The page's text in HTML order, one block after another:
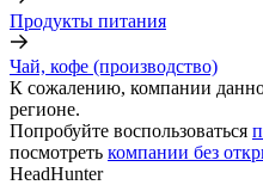
Продукты питания
Чай, кофе (производство)
К сожалению, компании
регионе.
Попробуйте воспользоваться
посмотреть компании без
HeadHunter